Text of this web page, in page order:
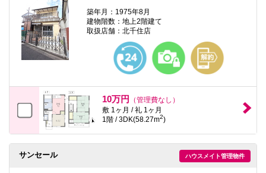
築年月：1975年8月
建物階数：地上2階建て
取扱店舗：北千住店
10万円
（管理費なし）
敷 1ヶ月 / 礼 1ヶ月
1階 / 3DK(58.27m2)
ハウスメイト管理物件
サンセール